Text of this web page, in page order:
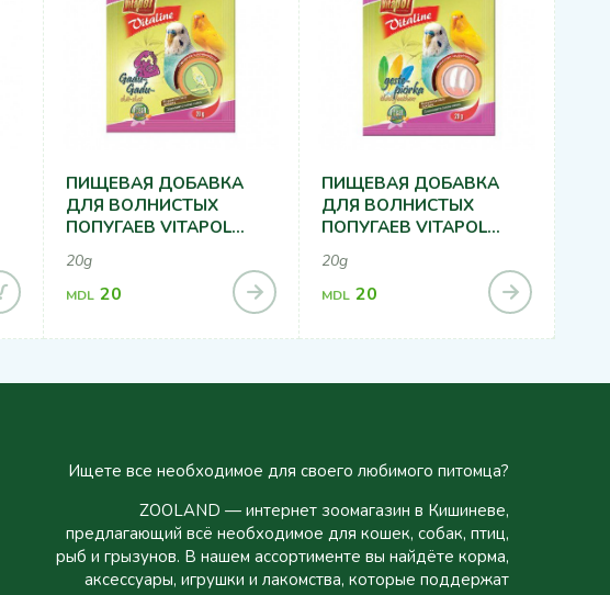
ПИЩЕВАЯ ДОБАВКА
ДЛЯ ВОЛНИСТЫХ
ПОПУГАЕВ VITAPOL
РЕЧИ 20Г
20g
MDL 20
ПИЩЕВАЯ ДОБАВКА
ДЛЯ ВОЛНИСТЫХ
ПОПУГАЕВ VITAPOL
(ПЕРИОД ЛИНЬКИ) 20Г
20g
MDL 20
Ищете все необходимое для своего любимого питомца?
ZOOLAND — интернет зоомагазин в Кишиневе,
предлагающий всё необходимое для кошек, собак, птиц,
рыб и грызунов. В нашем ассортименте вы найдёте корма,
аксессуары, игрушки и лакомства, которые поддержат